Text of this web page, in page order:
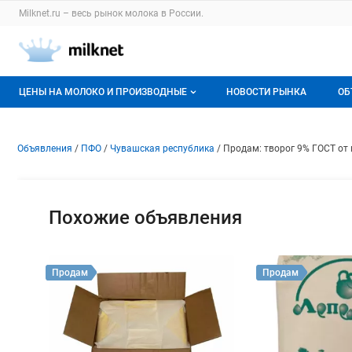
Раздел навигации по сайту milknet.ru
Milknet.ru – весь рынок молока в России.
Авторизация и меню пользователя
Навигация по разделам сайта milknet.ru
ЦЕНЫ НА МОЛОКО И ПРОИЗВОДНЫЕ
Динамика цен
НОВОСТИ РЫНКА
Объявление: Продам: творог
Информация о объявлении
Навигация и управление
Объявления ПФО Чувашская республика Продам: творог 9% ГОСТ
Похожие объявления
Продам Продам